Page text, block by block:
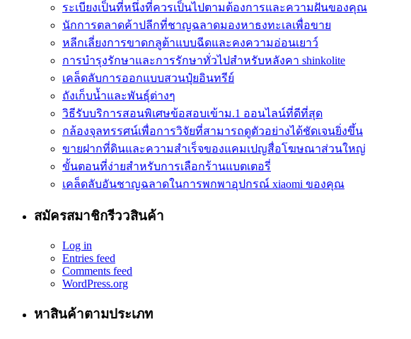
ระเบียงเป็นที่หนึ่งที่ควรเป็นไปตามต้องการและความฝันของคุณ
นักการตลาดค้าปลีกที่ชาญฉลาดมองหาธงทะเลเพื่อขาย
หลีกเลี่ยงการขาดกลูต้าแบบฉีดและคงความอ่อนเยาว์
การบำรุงรักษาและการรักษาทั่วไปสำหรับหลังคา shinkolite
เคล็ดลับการออกแบบสวนปุ๋ยอินทรีย์
ถังเก็บน้ำและพันธุ์ต่างๆ
วิธีรับบริการสอนพิเศษข้อสอบเข้าม.1 ออนไลน์ที่ดีที่สุด
กล้องจุลทรรศน์เพื่อการวิจัยที่สามารถดูตัวอย่างได้ชัดเจนยิ่งขึ้น
ขายฝากที่ดินและความสำเร็จของแคมเปญสื่อโฆษณาส่วนใหญ่
ขั้นตอนที่ง่ายสำหรับการเลือกร้านแบตเตอรี่
เคล็ดลับอันชาญฉลาดในการพกพาอุปกรณ์ xiaomi ของคุณ
สมัครสมาชิกรีววสินค้า
Log in
Entries feed
Comments feed
WordPress.org
หาสินค้าตามประเภท